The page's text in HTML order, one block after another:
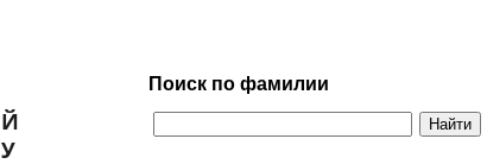
Поиск по фамилии
Й
У